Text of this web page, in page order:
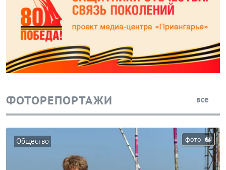
ФОТОРЕПОРТАЖИ все
фото
Общество